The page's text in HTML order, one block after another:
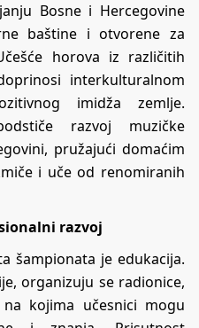
Bosne i Hercegovine
baštine i otvorene za
horova iz različitih
interkulturalnom
imidža zemlje.
razvoj muzičke
pružajući domaćim
i uče od renomiranih
razvoj
šampionata je edukacija.
organizuju se radionice,
kojima učesnici mogu